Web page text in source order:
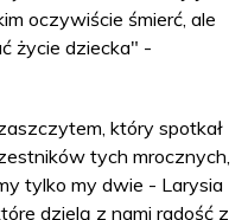
oczywiście śmierć, ale
życie dziecka" -
który spotkał
tych mrocznych,
tylko my dwie - Larysia
dzielą z nami radość z